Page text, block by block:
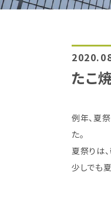
たこ
例年、夏
た。
夏祭りは
少しでも